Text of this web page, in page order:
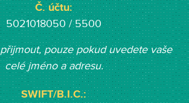
Č. účtu:
5021018050 / 5500
pouze pokud uvedete vaše
celé jméno a adresu.
SWIFT/B.I.C.: